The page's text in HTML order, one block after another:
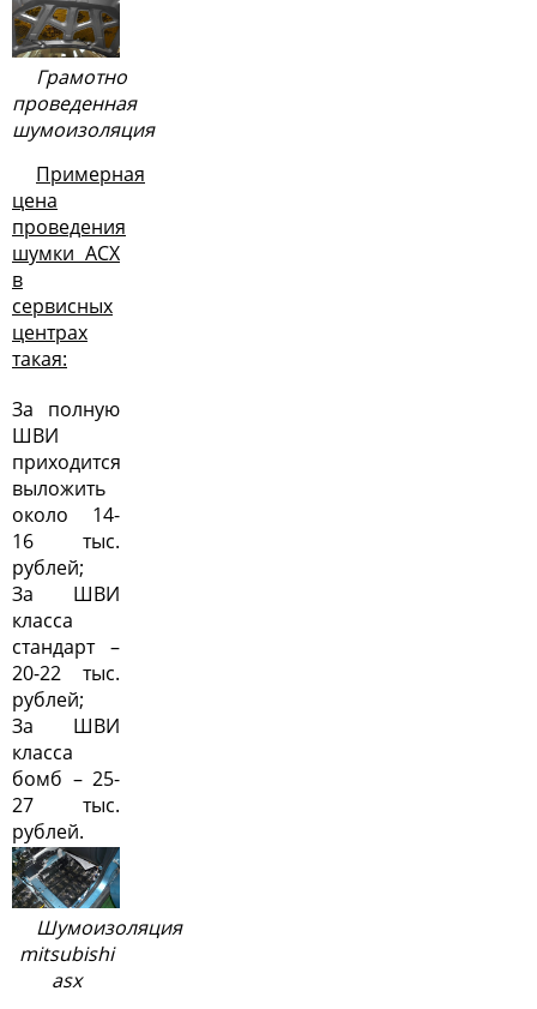
Грамотно
проведенная
шумоизоляция
Примерная
цена
проведения
шумки АСХ
в
сервисных
центрах
такая:
За полную
ШВИ
приходится
выложить
около 14-
16 тыс.
рублей;
За ШВИ
класса
стандарт –
20-22 тыс.
рублей;
За ШВИ
класса
бомб – 25-
27 тыс.
рублей.
Шумоизоляция
mitsubishi
asx